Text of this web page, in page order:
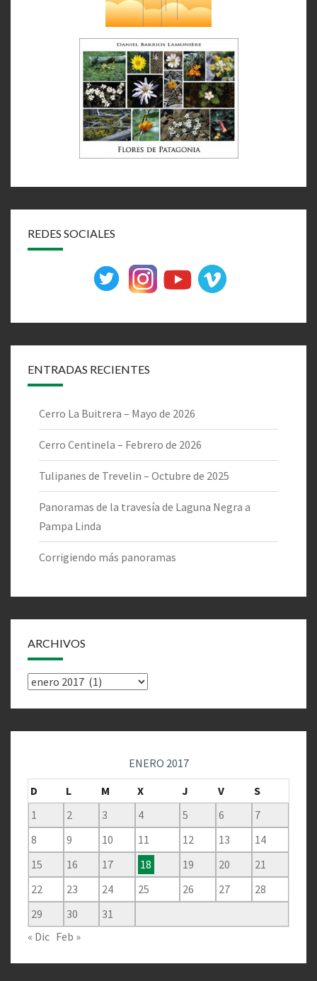
REDES SOCIALES
ENTRADAS RECIENTES
Cerro La Buitrera – Mayo de 2026
Cerro Centinela – Febrero de 2026
Tulipanes de Trevelin – Octubre de 2025
Panoramas de la travesía de Laguna Negra a
Pampa Linda
Corrigiendo más panoramas
ARCHIVOS
Archivos
ENERO 2017
D
L M X J V
S
1
2 3 4 5 6
7
8
9 10 11 12 13
14
15
16 17 18 19 20
21
22
23 24 25 26 27
28
29
30
31
« Dic Feb »